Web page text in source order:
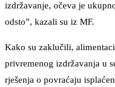
izdržavanje, očeva je
odsto”, kazali su iz MF.
Kako su zaklučili,
privremenog izdržavanja u
rješenja o povraćaju